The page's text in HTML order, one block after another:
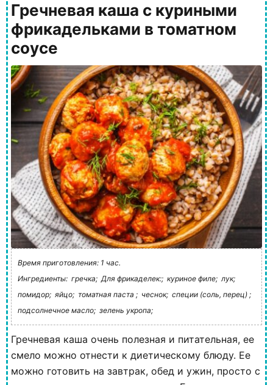
Гречневая каша с куриными
фрикадельками в томатном
соусе
Время приготовления: 1 час.
Ингредиенты: гречка; Для фрикаделек:; куриное филе; лук;
помидор; яйцо; томатная паста ; чеснок; специи (соль, перец) ;
подсолнечное масло; зелень укропа;
Гречневая каша очень полезная и питательная, ее
смело можно отнести к диетическому блюду. Ее
можно готовить на завтрак, обед и ужин, просто с